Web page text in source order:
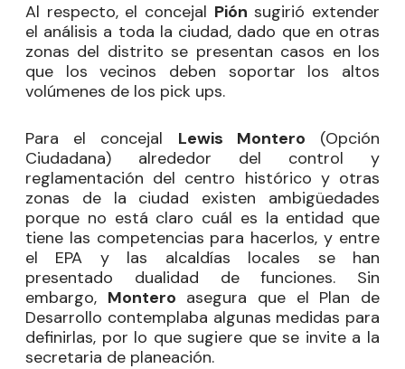
Al respecto, el concejal Pión sugirió extender
el análisis a toda la ciudad, dado que en otras
zonas del distrito se presentan casos en los
que los vecinos deben soportar los altos
volúmenes de los pick ups.
Para el concejal Lewis Montero
(Opción
Ciudadana) alrededor del control y
reglamentación del centro histórico y otras
zonas de la ciudad existen ambigüedades
porque no está claro cuál es la entidad que
tiene las competencias para hacerlos, y entre
el EPA y las alcaldías locales se han
presentado dualidad de funciones. Sin
embargo, Montero asegura que el Plan de
Desarrollo contemplaba algunas medidas para
definirlas, por lo que sugiere que se invite a la
secretaria de planeación.